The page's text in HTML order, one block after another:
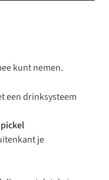
kunt nemen.
een drinksysteem
je